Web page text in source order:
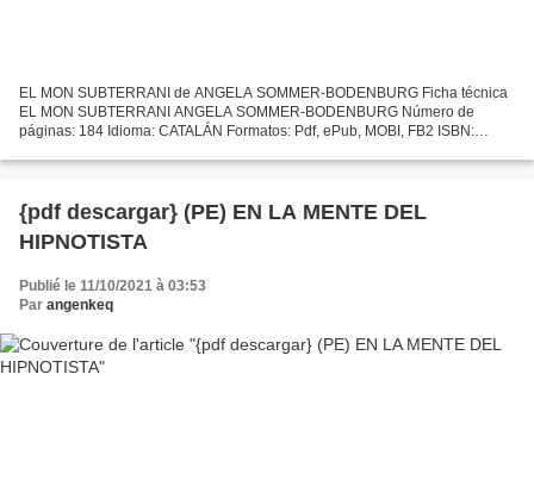
EL MON SUBTERRANI de ANGELA SOMMER-BODENBURG Ficha técnica
EL MON SUBTERRANI ANGELA SOMMER-BODENBURG Número de
páginas: 184 Idioma: CATALÁN Formatos: Pdf, ePub, MOBI, FB2 ISBN:
eBook gratis...
{pdf descargar} (PE) EN LA MENTE DEL
HIPNOTISTA
Publié le 11/10/2021 à 03:53
Par angenkeq